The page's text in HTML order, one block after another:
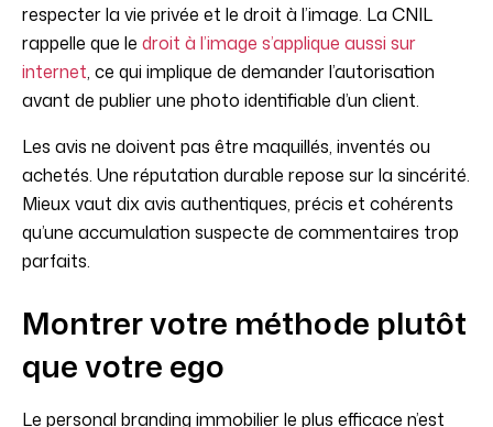
respecter la vie privée et le droit à l’image. La CNIL
rappelle que le droit à l’image s’applique aussi sur
internet, ce qui implique de demander l’autorisation
avant de publier une photo identifiable d’un client.
Les avis ne doivent pas être maquillés, inventés ou
achetés. Une réputation durable repose sur la sincérité.
Mieux vaut dix avis authentiques, précis et cohérents
qu’une accumulation suspecte de commentaires trop
parfaits.
Montrer votre méthode plutôt
que votre ego
Le personal branding immobilier le plus efficace n’est